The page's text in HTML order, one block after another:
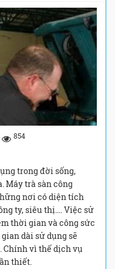
854
trong đời sống,
Máy trà sàn công
nơi có diện tích
ty, siêu thị…. Việc sử
thời gian và công sức
dài sử dụng sẽ
Chính vì thế dịch vụ
thiết.